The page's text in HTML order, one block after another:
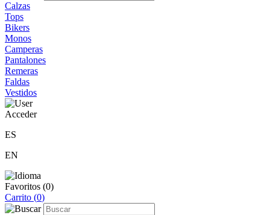
Calzas
Tops
Bikers
Monos
Camperas
Pantalones
Remeras
Faldas
Vestidos
Acceder
ES
EN
Favoritos (0)
Carrito (0)